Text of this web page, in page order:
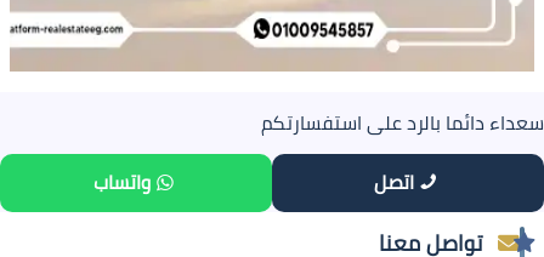
سعداء دائما بالرد على استفسارتكم
اتصل واتساب
تواصل معنا